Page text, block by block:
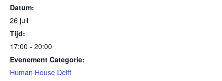
Datum:
26 juli
Tijd:
17:00 - 20:00
Evenement Categorie:
Human House Delft